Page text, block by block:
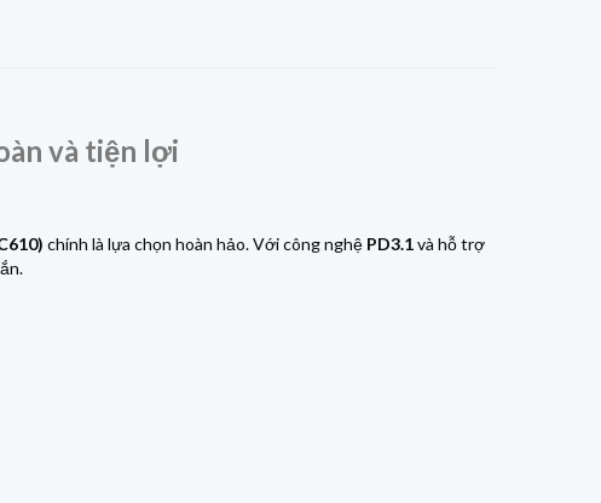
và tiện lợi
chính là lựa chọn hoàn hảo. Với công nghệ PD3.1và hỗ trợ